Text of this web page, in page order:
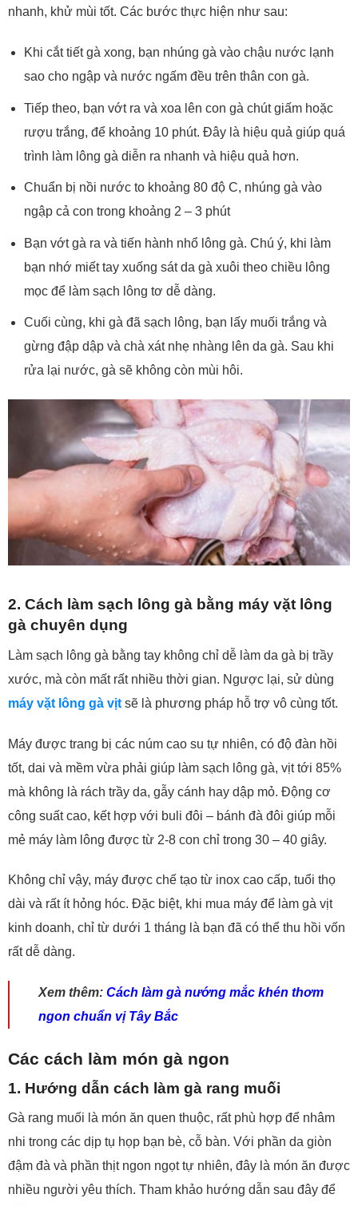
nhanh, khử mùi tốt. Các bước thực hiện như sau:
Khi cắt tiết gà xong, bạn nhúng gà vào chậu nước lạnh
sao cho ngập và nước ngấm đều trên thân con gà.
Tiếp theo, bạn vớt ra và xoa lên con gà chút giấm hoặc
rượu trắng, để khoảng 10 phút. Đây là hiệu quả giúp quá
trình làm lông gà diễn ra nhanh và hiệu quả hơn.
Chuẩn bị nồi nước to khoảng 80 độ C, nhúng gà vào
ngập cả con trong khoảng 2 – 3 phút
Bạn vớt gà ra và tiến hành nhổ lông gà. Chú ý, khi làm
bạn nhớ miết tay xuống sát da gà xuôi theo chiều lông
mọc để làm sạch lông tơ dễ dàng.
Cuối cùng, khi gà đã sạch lông, bạn lấy muối trắng và
gừng đập dập và chà xát nhẹ nhàng lên da gà. Sau khi
rửa lại nước, gà sẽ không còn mùi hôi.
2. Cách làm sạch lông gà bằng máy vặt lông
gà chuyên dụng
Làm sạch lông gà bằng tay không chỉ dễ làm da gà bị trầy
xước, mà còn mất rất nhiều thời gian. Ngược lại, sử dùng
máy vặt lông gà vịt sẽ là phương pháp hỗ trợ vô cùng tốt.
Máy được trang bị các núm cao su tự nhiên, có độ đàn hồi
tốt, dai và mềm vừa phải giúp làm sạch lông gà, vịt tới 85%
mà không là rách trầy da, gẫy cánh hay dập mỏ. Động cơ
công suất cao, kết hợp với buli đôi – bánh đà đôi giúp mỗi
mẻ máy làm lông được từ 2-8 con chỉ trong 30 – 40 giây.
Không chỉ vậy, máy được chế tạo từ inox cao cấp, tuổi thọ
dài và rất ít hỏng hóc. Đặc biệt, khi mua máy để làm gà vịt
kinh doanh, chỉ từ dưới 1 tháng là bạn đã có thể thu hồi vốn
rất dễ dàng.
Xem thêm: Cách làm gà nướng mắc khén thơm
ngon chuẩn vị Tây Bắc
Các cách làm món gà ngon
1. Hướng dẫn cách làm gà rang muối
Gà rang muối là món ăn quen thuộc, rất phù hợp để nhâm
nhi trong các dịp tụ họp bạn bè, cỗ bàn. Với phần da giòn
đậm đà và phần thịt ngon ngọt tự nhiên, đây là món ăn được
nhiều người yêu thích. Tham khảo hướng dẫn sau đây để